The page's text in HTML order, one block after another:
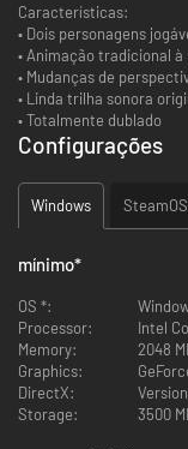
Características:
• Dois personagens
• Animação tradicional à
• Mudanças de
• Linda trilha sonora
• Totalmente dublado
Configurações
Windows
mínimo*
OS *:
Processor:
Intel
Memory:
2048
Graphics:
DirectX:
Storage:
3500